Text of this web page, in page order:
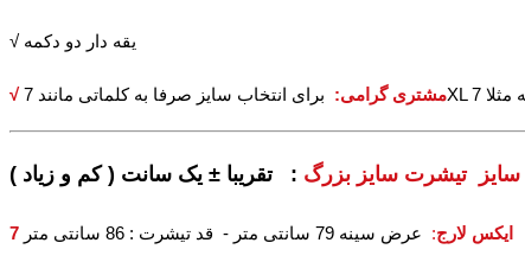
√ یقه دار دو دکمه
√ مشتری گرامی:
سایز تیشرت سایز بزرگ : تقریبا ± یک سانت ( کم و زیاد )
7 ایکس لارج: عرض سینه 79 سانتی متر - قد تیشرت : 86 سانتی متر